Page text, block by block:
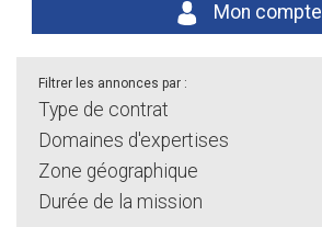
Mon compte
Filtrer les annonces par :
Type de contrat
Domaines d'expertises
Zone géographique
Durée de la mission